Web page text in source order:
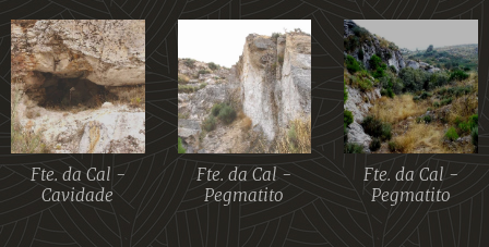
Fte. da Cal -
Cavidade
Fte. da Cal -
Pegmatito
Fte. da Cal -
Pegmatito